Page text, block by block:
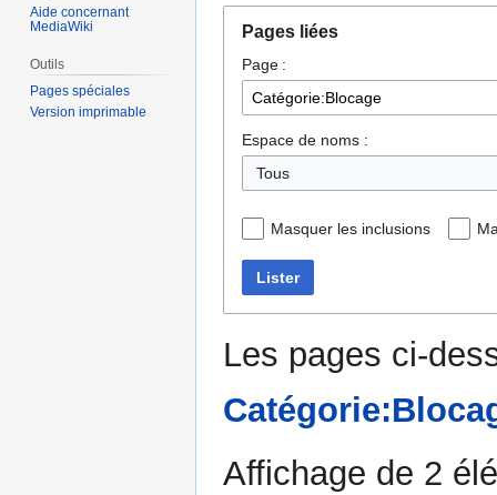
navigation
recherche
Pages liées
Page :
Espace de noms :
Tous
Masquer les inclusions
Lister
Les pages ci-
Affichage de 2
Aide concernant
MediaWiki
Outils
Pages spéciales
Version imprimable